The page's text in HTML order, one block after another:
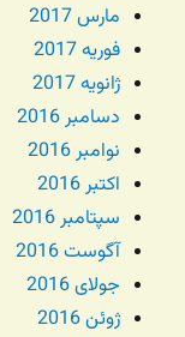
مارس 2017
فوریه 2017
ژانویه 2017
دسامبر 2016
نوامبر 2016
اکتبر 2016
سپتامبر 2016
آگوست 2016
جولای 2016
ژوئن 2016